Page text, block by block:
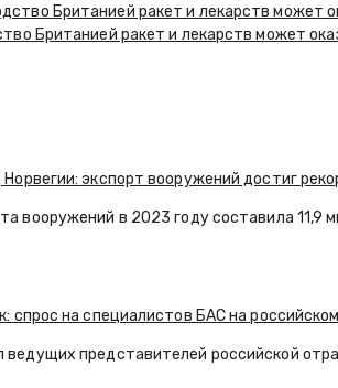
Британией ракет и лекарств может
экспорт вооружений достиг
вооружений в 2023 году составила 11,9
спрос на специалистов БАС на
ведущих представителей российской